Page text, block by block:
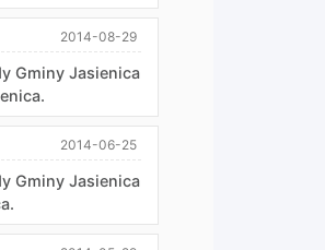
2014-08-29
Gminy Jasienica
2014-06-25
Gminy Jasienica